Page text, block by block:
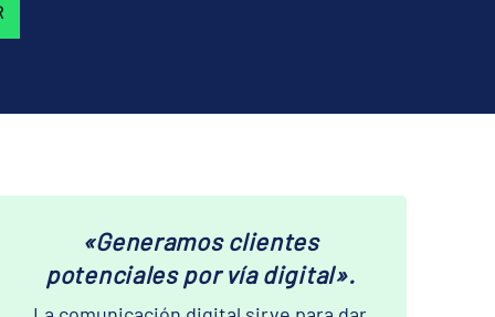
«Generamos clientes
potenciales por vía digital».